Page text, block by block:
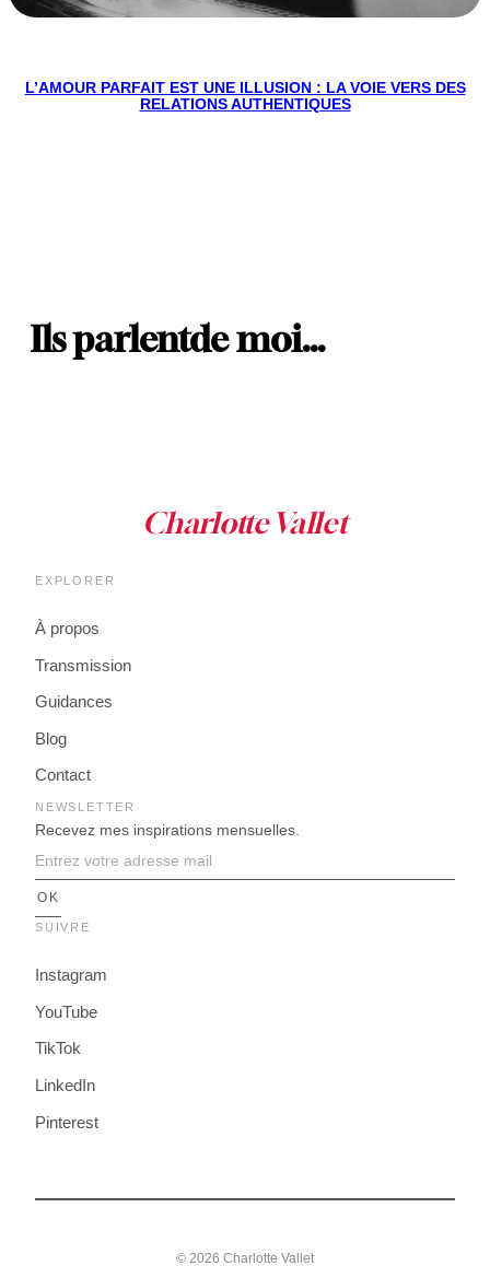
L’AMOUR PARFAIT EST UNE ILLUSION : LA VOIE VERS DES
RELATIONS AUTHENTIQUES
Ils parlentde moi…
EXPLORER
À propos
Transmission
Guidances
Blog
Contact
NEWSLETTER
Recevez mes inspirations mensuelles.
SUIVRE
Instagram
YouTube
TikTok
LinkedIn
Pinterest
© 2026 Charlotte Vallet